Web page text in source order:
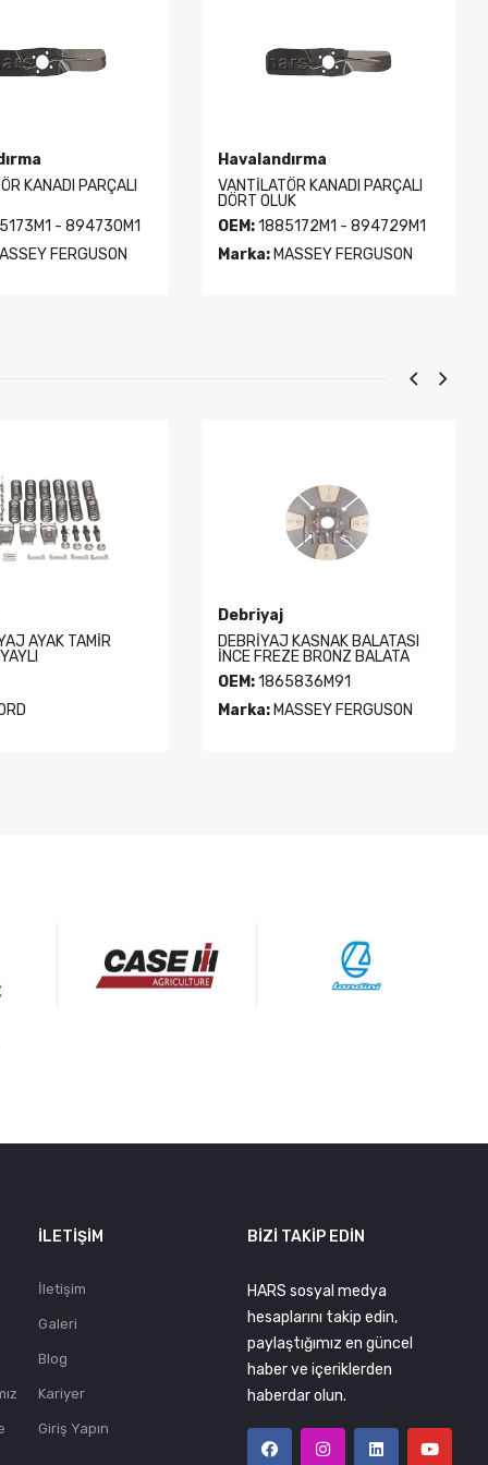
KANADI PARÇALI
- 894730M1
FERGUSON
Havalandırma
VANTİLATÖR KANADI PARÇALI
DÖRT OLUK
OEM:1885172M1 - 894729M1
Marka: MASSEY FERGUSON
AYAK TAMİR
Debriyaj
DEBRİYAJ KASNAK BALATASI
İNCE FREZE BRONZ BALATA
OEM:1865836M91
Marka: MASSEY FERGUSON
İLETIŞIM
İletişim
Galeri
Blog
Kariyer
Giriş Yapın
BIZI TAKIP EDIN
HARS sosyal medya
hesaplarını takip edin,
paylaştığımız en güncel
haber ve içeriklerden
haberdar olun.